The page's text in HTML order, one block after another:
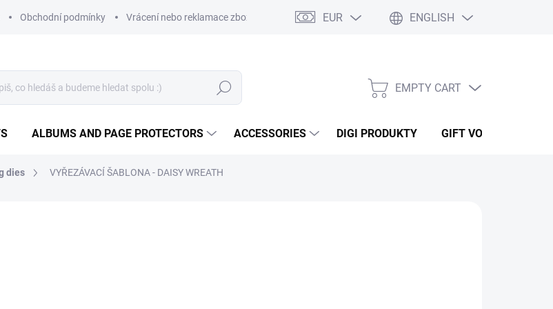
Obchodní podmínky Vrácení nebo reklamace zboží Podmínky ochrany osobních údajů Osobní odběr
EUR ENGLISH
Search
SHOPPING
EMPTY CART
ALBUMS AND PAGE PROTECTORS ACCESSORIES DIGI PRODUKTY GIFT VOUCHERS
dies VYŘEZÁVACÍ ŠABLONA - DAISY WREATH